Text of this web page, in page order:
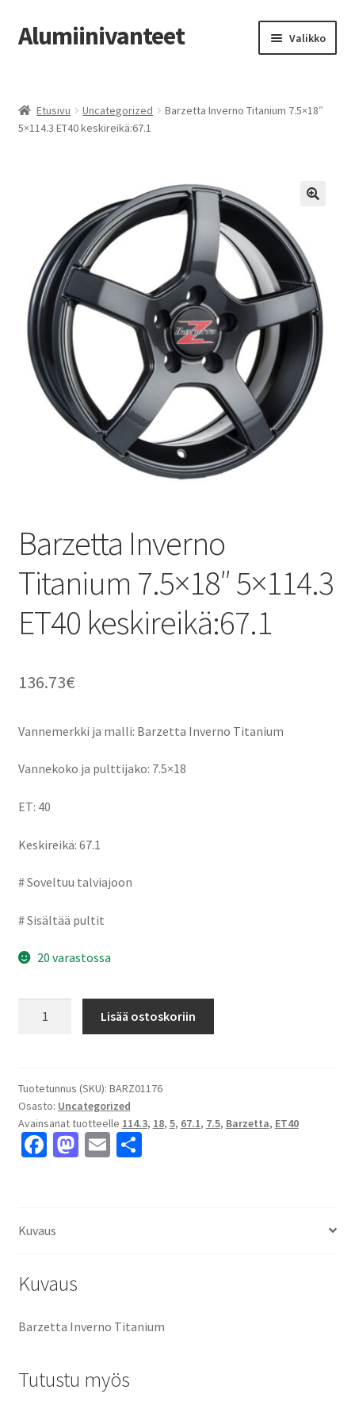
Siirry
navigointiin
Siirry
sisältöön
Alumiinivanteet Valikko
Kauppa
Vanteiden osto-opas
Auton renkaat
Yhteystiedot
Etusivu Uncategorized
Barzetta Inverno Titanium 7.5×18″
5×114.3 ET40 keskireikä:67.1
Barzetta Inverno
Titanium 7.5×18″ 5×114.3
ET40 keskireikä:67.1
136.73€
Vannemerkki ja malli: Barzetta Inverno Titanium
Vannekoko ja pulttijako: 7.5×18
ET: 40
Keskireikä: 67.1
# Soveltuu talviajoon
# Sisältää pultit
20 varastossa
5x114.3
ET40
keskireikä:67.1
määrä
Lisää ostoskoriin
Tuotetunnus (SKU): BARZ01176
Osasto: Uncategorized
Avainsanat tuotteelle 114.3, 18, 5, 67.1, 7.5, Barzetta, ET40
Fa
o
o
M E S
Kuvaus
Kuvaus
Barzetta Inverno Titanium
Tutustu myös